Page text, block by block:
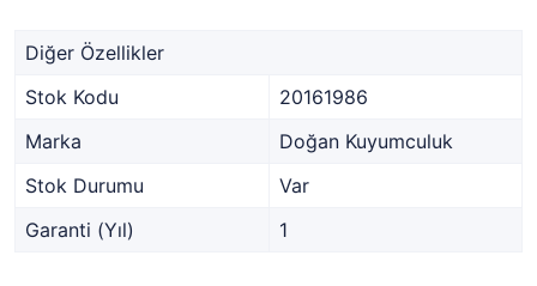
Diğer Özellikler
Stok Kodu
20161986
Marka
Doğan Kuyumculuk
Stok Durumu
Var
Garanti (Yıl)
1